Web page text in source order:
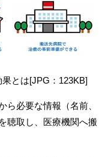
とは[JPG：123KB]
ら必要な情報（名前、
聴取し、医療機関へ搬